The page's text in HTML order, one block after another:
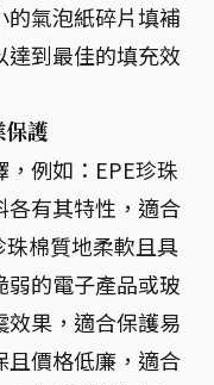
氣泡紙碎片填補
到最佳的填充效
保護
例如：EPE珍珠
各有其特性，適合
棉質地柔軟且具
的電子產品或玻
果，適合保護易
且價格低廉，適合